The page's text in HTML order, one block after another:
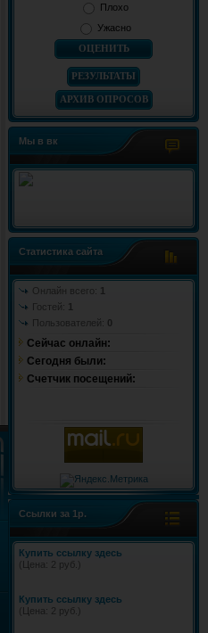
Плохо
Ужасно
РЕЗУЛЬТАТЫ
АРХИВ ОПРОСОВ
Мы в вк
Статистика сайта
Онлайн всего: 1
Гостей: 1
Пользователей: 0
Сейчас онлайн:
Cегодня были:
Счетчик посещений:
Ссылки за 1р.
Купить ссылку здесь
(Цена: 2 руб.)
Купить ссылку здесь
(Цена: 2 руб.)